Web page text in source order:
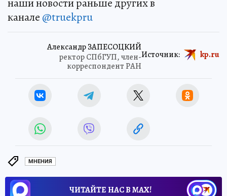
канале @truekpru
Александр ЗАПЕСОЦКИЙ
ректор СПбГУП, член-
корреспондент РАН
Источник: kp.ru
МНЕНИЯ
ЧИТАЙТЕ НАС В МАХ!